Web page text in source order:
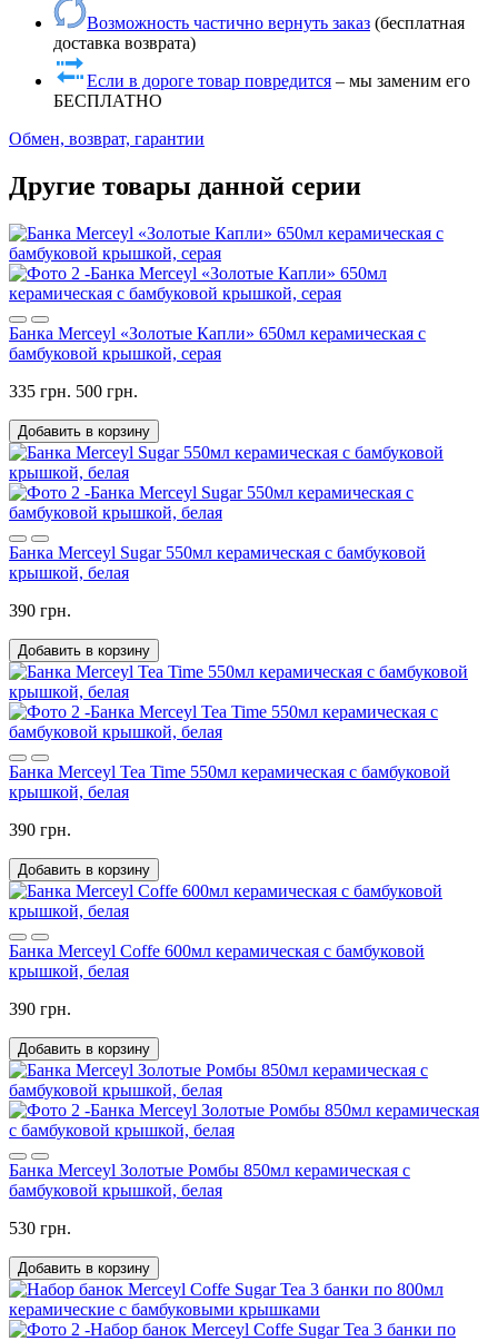
Возможность частично вернуть заказ (бесплатная
доставка возврата)
Если в дороге товар повредится – мы заменим его
БЕСПЛАТНО
Обмен, возврат, гарантии
Другие товары данной серии
Банка Merceyl «Золотые Капли» 650мл керамическая с
бамбуковой крышкой, серая
335 грн. 500 грн.
Добавить в корзину
Банка Merceyl Sugar 550мл керамическая с бамбуковой
крышкой, белая
390 грн.
Добавить в корзину
Банка Merceyl Tea Time 550мл керамическая с бамбуковой
крышкой, белая
390 грн.
Добавить в корзину
Банка Merceyl Coffe 600мл керамическая с бамбуковой
крышкой, белая
390 грн.
Добавить в корзину
Банка Merceyl Золотые Ромбы 850мл керамическая с
бамбуковой крышкой, белая
530 грн.
Добавить в корзину